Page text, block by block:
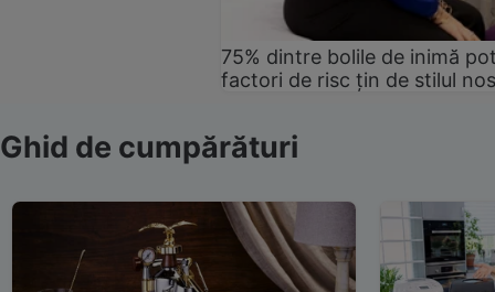
75% dintre bolile de inimă
factori de risc țin de stilul
Ghid de cumpărături